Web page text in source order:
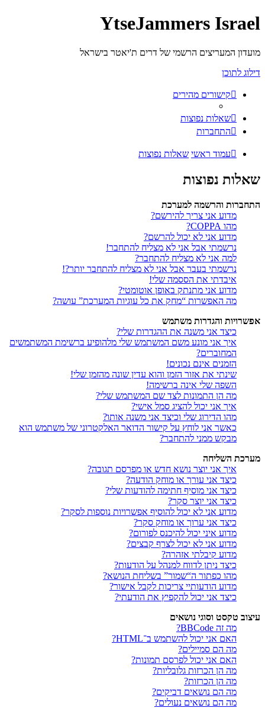
YtseJammers Israel
מועדון המעריצים הרשמי של דרים ת'יאטר בישראל
דילוג לתוכן
קישורים מהירים
שאלות נפוצות
התחברות
עמוד ראשי שאלות נפוצות
שאלות נפוצות
התחברות והרשמה למערכת
מדוע אני צריך להירשם?
מהו COPPA?
מדוע אני לא יכול להרשם?
נרשמתי אבל אני לא מצליח להתחבר!
למה אני לא מצליח להתחבר?
נרשמתי בעבר אבל אני לא מצליח להתחבר יותר?!
איבדתי את הססמה שלי!
מדוע אני מתנתק באופן אוטומטי?
מה האפשרות “מחק את כל עוגיות המערכת” עושה?
אפשרויות והגדרות משתמש
כיצד אני משנה את ההגדרות שלי?
איך אני מונע משם המשתמש שלי מלהופיע ברשימת המשתמשים
המחוברים?
הזמנים אינם נכונים!
שינתי את אזור הזמן והוא עדין שונה מהזמן שלי!
השפה שלי אינה ברשימה!
מה הן התמונות לצד שם המשתמש שלי?
איך אני יכול להציג סמל אישי?
מהו הדירוג שלי וכיצד אני משנה אותו?
כאשר אני לוחץ על קישור הדואר האלקטרוני של משתמש הוא
מבקש ממני להתחבר?
מערכת השליחה
איך אני יוצר נושא חדש או מפרסם תגובה?
כיצד אני עורך או מוחק הודעה?
כיצד אני מוסיף חתימה להודעות שלי?
כיצד אני יוצר סקר?
מדוע אני לא יכול להוסיף אפשרויות נוספות לסקר?
כיצד אני ערוך או מוחק סקר?
מדוע איני יכול להיכנס לפורום?
מדוע אני לא יכול לצרף קבצים?
מדוע קיבלתי אזהרה?
כיצד ניתן לדווח למנהל על הודעות?
מהו כפתור ה“שמור” בשליחת הנושא?
מדוע הודעותיי צריכות לקבל אישור?
כיצד אני יכול להקפיץ את הודעתי?
עיצוב טקסט וסוגי נושאים
מה זה BBCode?
האם אני יכול להשתמש ב־HTML?
מה הם סמיילים?
האם אני יכול לפרסם תמונות?
מה הן הכרזות גלובליות?
מה הן הכרזות?
מה הם נושאים דביקים?
מה הם נושאים נעולים?